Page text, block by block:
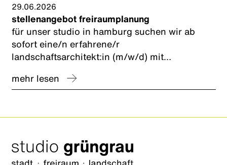
29.06.2026
stellenangebot freiraumplanung
für unser studio in hamburg suchen wir ab
sofort eine/n erfahrene/r
landschaftsarchitekt:in (m/w/d) mit
entwässerungsplanung zur förderung
kommunaler schwammstadt-konzepte.
mehr lesen